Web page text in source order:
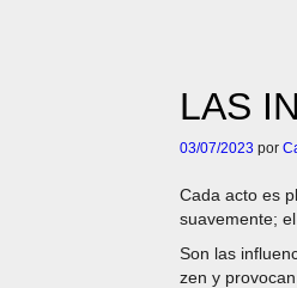
LAS
03/07/2023 por
Cada acto es
suavemente;
Son las
zen y